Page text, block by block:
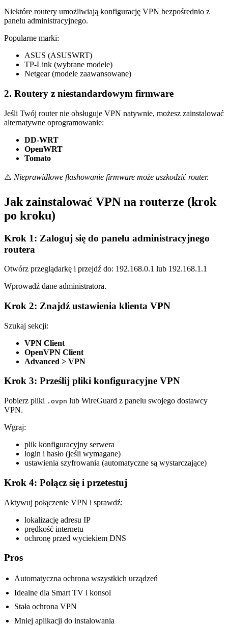
Niektóre routery umożliwiają konfigurację VPN bezpośrednio z
panelu administracyjnego.
Popularne marki:
ASUS (ASUSWRT)
TP-Link (wybrane modele)
Netgear (modele zaawansowane)
2. Routery z niestandardowym firmware
Jeśli Twój router nie obsługuje VPN natywnie, możesz zainstalować
alternatywne oprogramowanie:
DD-WRT
OpenWRT
Tomato
⚠️ Nieprawidłowe flashowanie firmware może uszkodzić router.
Jak zainstalować VPN na routerze (krok
po kroku)
Krok 1: Zaloguj się do panelu administracyjnego
routera
Otwórz przeglądarkę i przejdź do: 192.168.0.1 lub 192.168.1.1
Wprowadź dane administratora.
Krok 2: Znajdź ustawienia klienta VPN
Szukaj sekcji:
VPN Client
OpenVPN Client
Advanced > VPN
Krok 3: Prześlij pliki konfiguracyjne VPN
Pobierz pliki .ovpn lub WireGuard z panelu swojego dostawcy
VPN.
Wgraj:
plik konfiguracyjny serwera
login i hasło (jeśli wymagane)
ustawienia szyfrowania (automatyczne są wystarczające)
Krok 4: Połącz się i przetestuj
Aktywuj połączenie VPN i sprawdź:
lokalizację adresu IP
prędkość internetu
ochronę przed wyciekiem DNS
Pros
Automatyczna ochrona wszystkich urządzeń
Idealne dla Smart TV i konsol
Stała ochrona VPN
Mniej aplikacji do instalowania